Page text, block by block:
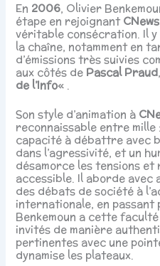
En 2006, Olivier
étape en rejoignantCNews
véritable consécration. Il y
la chaîne, notamment en
d’émissions très suivies
aux côtés de Pascal Praud
de l’Info« .
Son style d’animation à
reconnaissable entre
capacité à débattre avec
dans l’agressivité, et un
désamorce les tensions et
accessible. Il aborde avec
des débats de société à
internationale, en
Benkemoun a cette
invités de manière
pertinentes avec une
dynamise les plateaux.